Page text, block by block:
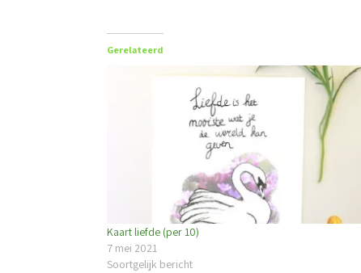
Gerelateerd
Kaart liefde (per 10)
7 mei 2021
Soortgelijk bericht